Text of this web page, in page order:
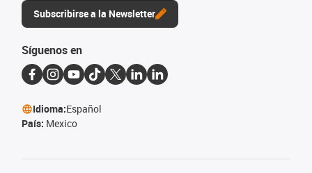
Subscribirse a la Newsletter
Síguenos en
Idioma:Español
País: Mexico